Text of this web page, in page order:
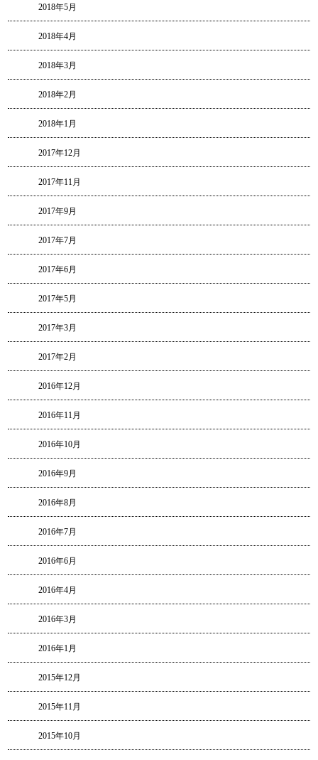
2018年5月
2018年4月
2018年3月
2018年2月
2018年1月
2017年12月
2017年11月
2017年9月
2017年7月
2017年6月
2017年5月
2017年3月
2017年2月
2016年12月
2016年11月
2016年10月
2016年9月
2016年8月
2016年7月
2016年6月
2016年4月
2016年3月
2016年1月
2015年12月
2015年11月
2015年10月